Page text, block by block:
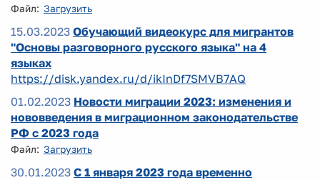
Файл: Загрузить
15.03.2023 Обучающий видеокурс для мигрантов
"Основы разговорного русского языка" на 4
языках
https://disk.yandex.ru/d/ikInDf7SMVB7AQ
01.02.2023 Новости миграции 2023: изменения и
нововведения в миграционном законодательстве
РФ с 2023 года
Файл: Загрузить
30.01.2023 С 1 января 2023 года временно